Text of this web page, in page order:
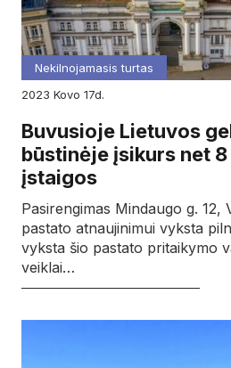
Nekilnojamasis turtas
2023
kovo 17d.
Buvusioje Lietuvos
būstinėje įsikurs net
įstaigos
Pasirengimas Mindaugo g. 12,
pastato atnaujinimui vyksta
vyksta šio pastato pritaikymo
veiklai…